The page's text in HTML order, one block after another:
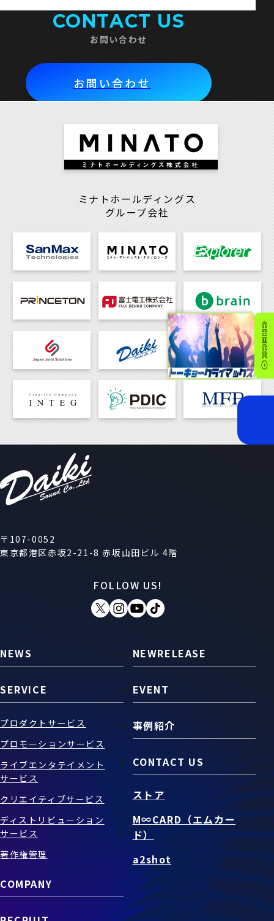
CONTACT US
お問い合わせ
お問い合わせ
ミナトホールディングス
グループ会社
〒107-0052
東京都港区赤坂2-21-8 赤坂山田ビル 4階
FOLLOW US!
NEWS
SERVICE
プロダクトサービス
プロモーションサービス
ライブエンタテイメント
サービス
クリエイティブサービス
ディストリビューション
サービス
著作権管理
COMPANY
NEWRELEASE
EVENT
事例紹介
CONTACT US
ストア
M∞CARD（エムカー
ド）
a2shot